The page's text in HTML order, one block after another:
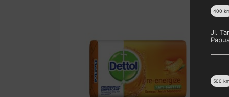
400
Jl.
500 km